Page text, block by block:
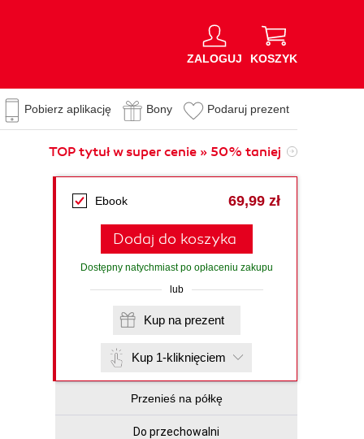
ZALOGUJ KOSZYK
Pobierz aplikację Bony Podaruj prezent
TOP tytuł w super cenie » 50% taniej
Ebook 69,99 zł
Dodaj do koszyka
Dostępny natychmiast po opłaceniu zakupu
lub
Kup na prezent
Kup 1-kliknięciem
Przenieś na półkę
Do przechowalni